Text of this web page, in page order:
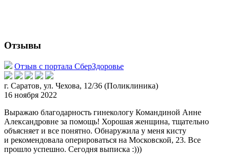
Отзывы
Отзыв с портала СберЗдоровье
г. Саратов, ул. Чехова, 12/36 (Поликлиника)
16 ноября 2022
Выражаю благодарность гинекологу Командиной Анне
Александровне за помощь! Хорошая женщина, тщательно
объясняет и все понятно. Обнаружила у меня кисту
и рекомендовала оперироваться на Московской, 23. Все
прошло успешно. Сегодня выписка :)))